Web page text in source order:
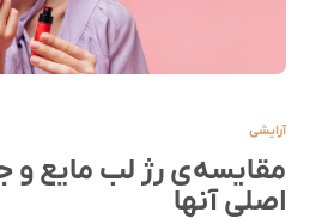
آرایشی
اصلی آنها